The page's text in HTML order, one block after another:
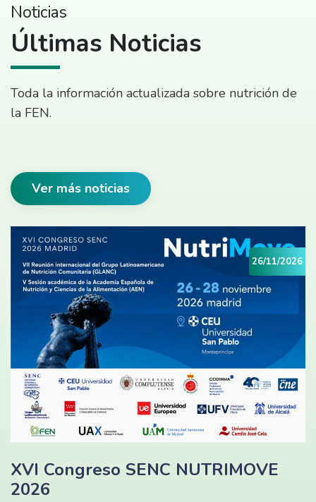
Noticias
Últimas Noticias
Toda la información actualizada sobre nutrición de
la FEN.
Ver más noticias
26/11/2026
XVI Congreso SENC NUTRIMOVE
2026